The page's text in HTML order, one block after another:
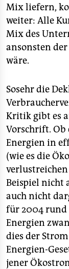
Mix liefern,
weiter: Alle
Mix des
ansonsten
wäre.
Sosehr die
Kritik gibt es
Vorschrift.
Energien in
(wie es die
Beispiel nicht
auch nicht
für 2004 rund
Energien
dies der
Energien-
jener